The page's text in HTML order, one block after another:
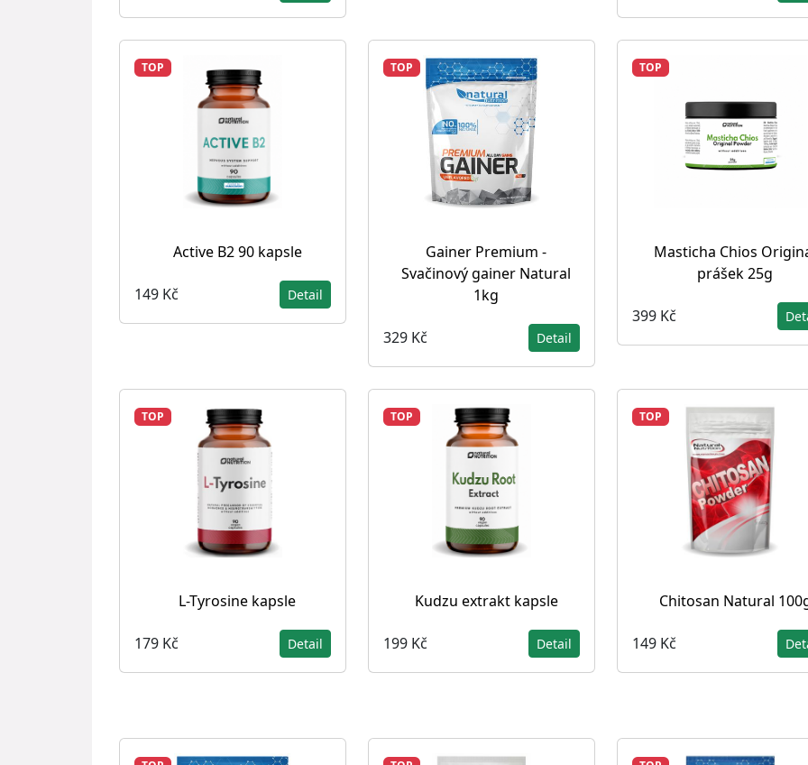
TOP
Active B2 90 kapsle
149 Kč Detail
TOP
Gainer Premium -
Svačinový gainer Natural
1kg
329 Kč Detail
TOP
Masticha Chios
prášek 25g
399 Kč
TOP
L-Tyrosine kapsle
179 Kč Detail
TOP
Kudzu extrakt kapsle
199 Kč Detail
TOP
Chitosan Natural
149 Kč